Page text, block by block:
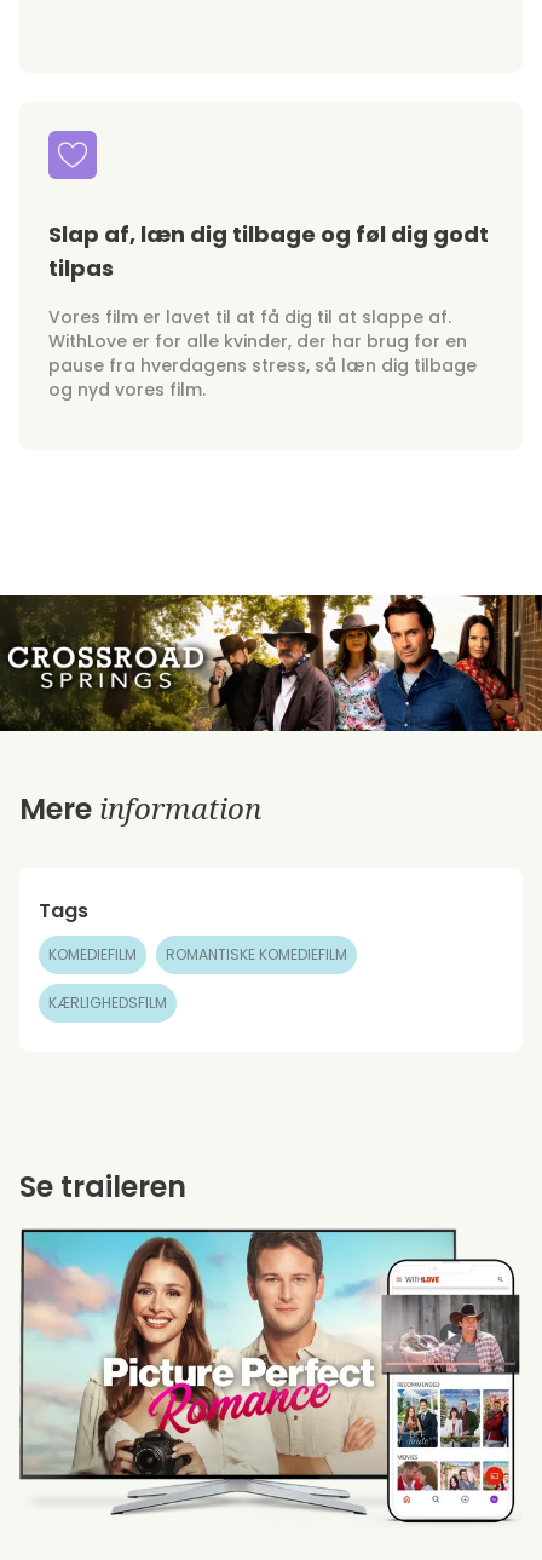
Slap af, læn dig tilbage og føl dig godt
tilpas
Vores film er lavet til at få dig til at slappe af.
WithLove er for alle kvinder, der har brug for en
pause fra hverdagens stress, så læn dig tilbage
og nyd vores film.
Mere information
Tags
KOMEDIEFILM ROMANTISKE KOMEDIEFILM
KÆRLIGHEDSFILM
Se traileren